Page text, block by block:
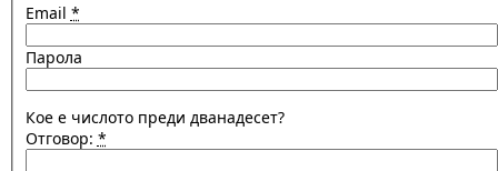
Email *
Парола
Кое е числото преди дванадесет?
Отговор: *